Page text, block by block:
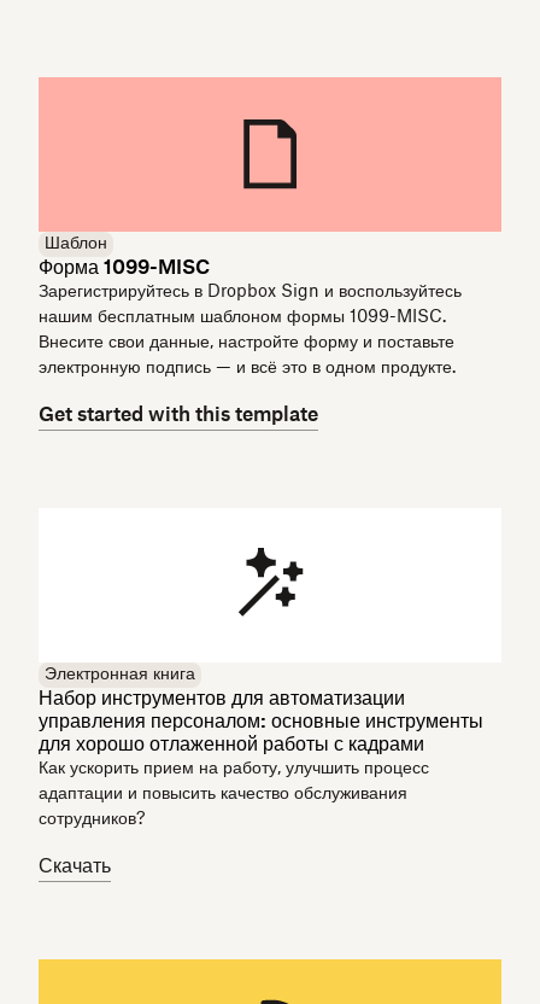
Шаблон
Форма 1099-MISC
Зарегистрируйтесь в Dropbox Sign и воспользуйтесь
нашим бесплатным шаблоном формы 1099-MISC.
Внесите свои данные, настройте форму и поставьте
электронную подпись — и всё это в одном продукте.
Get started with this template
Электронная книга
Набор инструментов для автоматизации
управления персоналом: основные инструменты
для хорошо отлаженной работы с кадрами
Как ускорить прием на работу, улучшить процесс
адаптации и повысить качество обслуживания
сотрудников?
Скачать